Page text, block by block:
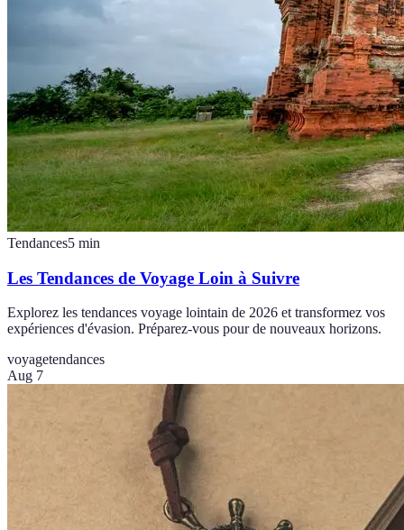
Tendances5 min
Les Tendances de Voyage Loin à Suivre
Explorez les tendances voyage lointain de 2026 et transformez vos
expériences d'évasion. Préparez-vous pour de nouveaux horizons.
voyagetendances
Aug 7